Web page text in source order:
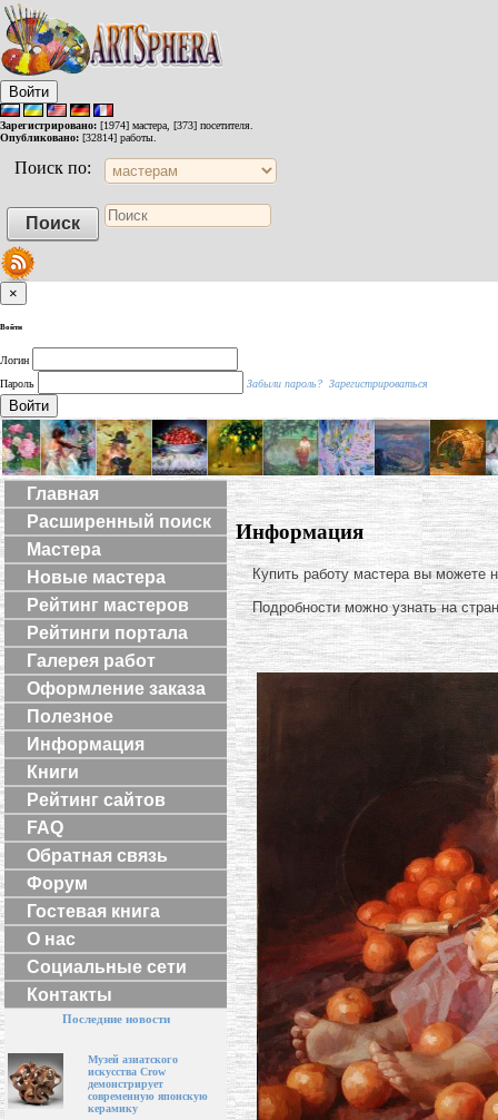
Войти
Зарегистрировано: [1974] мастера, [373] посетителя.
Опубликовано: [32814] работы.
Поиск по:
×
Войти
Логин
Пароль
Забыли пароль? Зарегистрироваться
Войти
Главная
Расширенный поиск
Мастера
Новые мастера
Рейтинг мастеров
Рейтинги портала
Галерея работ
Оформление заказа
Полезное
Информация
Книги
Рейтинг сайтов
FAQ
Обратная связь
Форум
Гостевая книга
О нас
Социальные сети
Контакты
Последние новости
Музей азиатского
искусства Crow
демонстрирует
современную японскую
керамику
Информация
Купить работу мастера вы можете
Подробности можно узнать на